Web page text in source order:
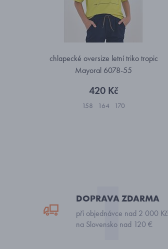
chlapecké oversize letní triko tropic
Mayoral 6078-55
420 Kč
158 164 170
DOPRAVA ZDARMA
při objednávce nad 2 000 Kč
na Slovensko nad 120 €